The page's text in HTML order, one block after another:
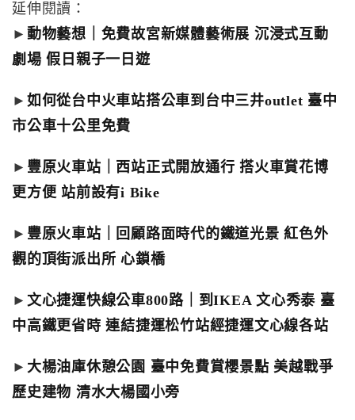
延伸閱讀：
► 動物藝想｜免費故宮新媒體藝術展 沉浸式互動
劇場 假日親子一日遊
► 如何從台中火車站搭公車到台中三井outlet 臺中
市公車十公里免費
► 豐原火車站｜西站正式開放通行 搭火車賞花博
更方便 站前設有i Bike
► 豐原火車站｜回顧路面時代的鐵道光景 紅色外
觀的頂街派出所 心鎖橋
► 文心捷運快線公車800路｜到IKEA 文心秀泰 臺
中高鐵更省時 連結捷運松竹站經捷運文心線各站
► 大楊油庫休憩公園 臺中免費賞櫻景點 美越戰爭
歷史建物 清水大楊國小旁